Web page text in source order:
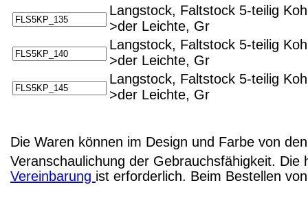
Langstock, Faltstock 5-teilig
>der Leichte, Gr
Langstock, Faltstock 5-teilig
>der Leichte, Gr
Langstock, Faltstock 5-teilig
>der Leichte, Gr
Die Waren können im Design und Farbe von
Veranschaulichung der Gebrauchsfähigkeit.
Vereinbarung ist erforderlich. Beim Bestellen